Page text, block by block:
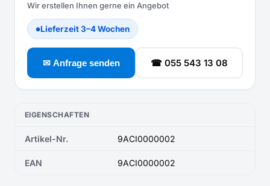
Wir erstellen Ihnen gerne ein Angebot
●Lieferzeit 3–4 Wochen
✉ Anfrage senden ☎ 055 543 13 08
EIGENSCHAFTEN
Artikel-Nr. 9ACI0000002
EAN 9ACI0000002